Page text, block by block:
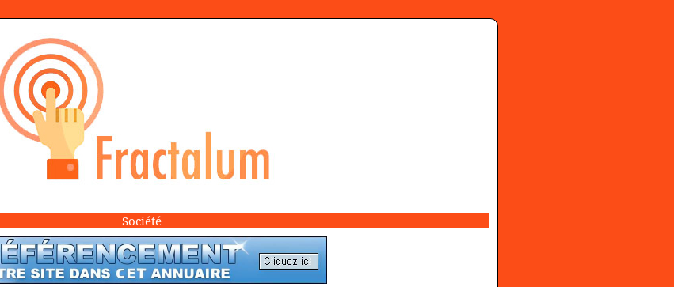
Société